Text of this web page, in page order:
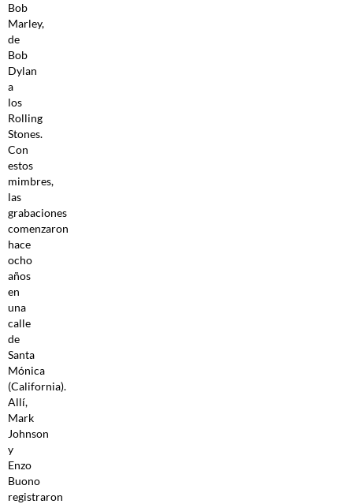
Bob
Marley,
de
Bob
Dylan
a
los
Rolling
Stones.
Con
estos
mimbres,
las
grabaciones
comenzaron
hace
ocho
años
en
una
calle
de
Santa
Mónica
(California).
Allí,
Mark
Johnson
y
Enzo
Buono
registraron